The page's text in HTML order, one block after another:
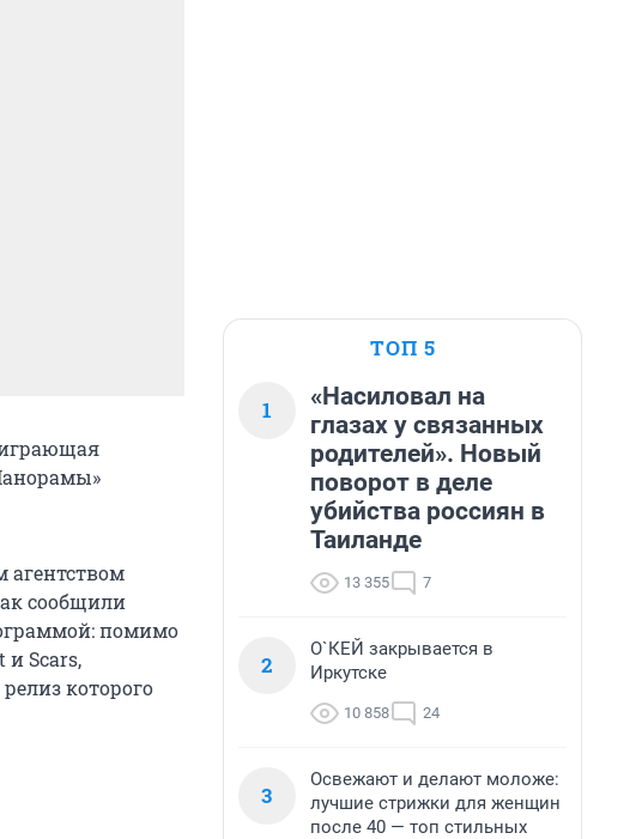
играющая
агентством
сообщили
помимо
и Scars,
которого
ТОП 5
1
«Насиловал на
глазах у связанных
родителей». Новый
поворот в деле
убийства россиян в
Таиланде
13 355 7
2
О`КЕЙ закрывается в
Иркутске
10 858 24
3
Освежают и делают моложе:
лучшие стрижки для женщин
после 40 — топ стильных